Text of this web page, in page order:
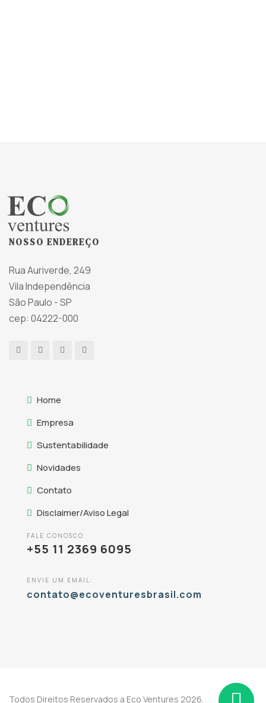
NOSSO ENDEREÇO
Rua Auriverde, 249
Vila Independência
São Paulo - SP
cep: 04222-000
Home
Empresa
Sustentabilidade
Novidades
Contato
Disclaimer/Aviso Legal
FALE CONOSCO
+55 11 2369 6095
ENVIE UM EMAIL:
contato@ecoventuresbrasil.com
Todos Direitos Reservados a Eco Ventures 2026.